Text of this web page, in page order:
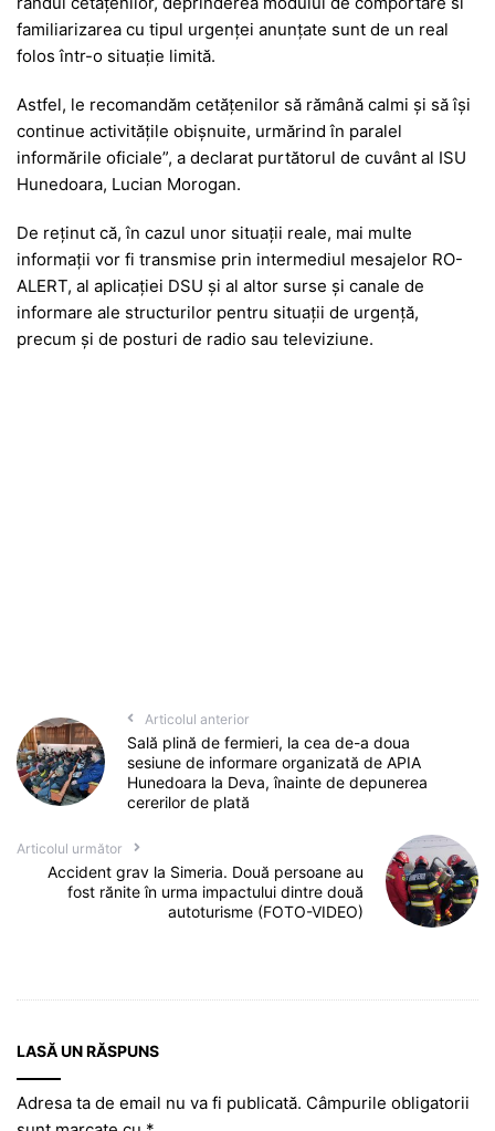
familiarizarea cu tipul urgenței anunțate sunt de un real
folos într-o situație limită.
Astfel, le recomandăm cetățenilor să rămână calmi și să își
continue activitățile obișnuite, urmărind în paralel
informările oficiale”, a declarat purtătorul de cuvânt al ISU
Hunedoara, Lucian Morogan.
De reținut că, în cazul unor situații reale, mai multe
informații vor fi transmise prin intermediul mesajelor RO-
ALERT, al aplicației DSU și al altor surse și canale de
informare ale structurilor pentru situații de urgență,
precum și de posturi de radio sau televiziune.
Articolul anterior
Sală plină de fermieri, la cea de-a doua
sesiune de informare organizată de APIA
Hunedoara la Deva, înainte de depunerea
cererilor de plată
Articolul următor
Accident grav la Simeria. Două persoane au
fost rănite în urma impactului dintre două
autoturisme (FOTO-VIDEO)
LASĂ UN RĂSPUNS
Adresa ta de email nu va fi publicată. Câmpurile obligatorii